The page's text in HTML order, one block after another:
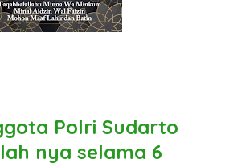
Polri Sudarto
nya selama 6